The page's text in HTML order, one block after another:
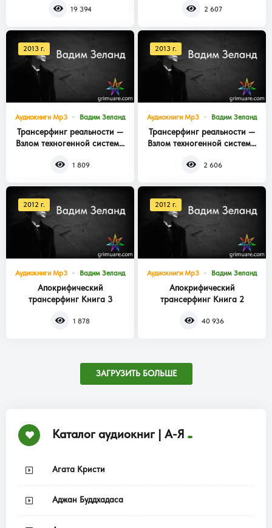
19 394 2 607
2013 г.
Аудиокниги Mp3 Вадим Зеланд
Трансерфинг реальности —
Взлом техногенной системы
1 809
2013 г.
Аудиокниги Mp3 Вадим Зеланд
Трансерфинг реальности —
Взлом техногенной системы
2 606
2012 г.
Аудиокниги Mp3 Вадим Зеланд
Апокрифический
трансерфинг Книга 3
1 878
2012 г.
Аудиокниги Mp3 Вадим Зеланд
Апокрифический
трансерфинг Книга 2
40 936
ЗАГРУЗИТЬ БОЛЬШЕ
Каталог аудиокниг | А-Я
Агата Кристи
Аджан Буддхадаса